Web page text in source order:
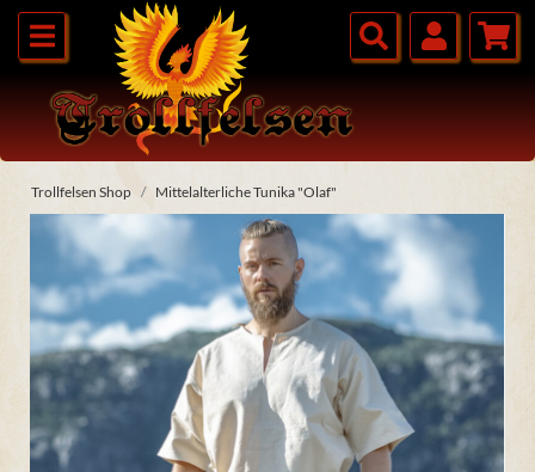
Trollfelsen Shop Mittelalterliche Tunika "Olaf"